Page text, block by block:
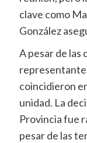
clave como
González
A pesar de las
coincidieron
unidad. La
Provincia fue
pesar de las